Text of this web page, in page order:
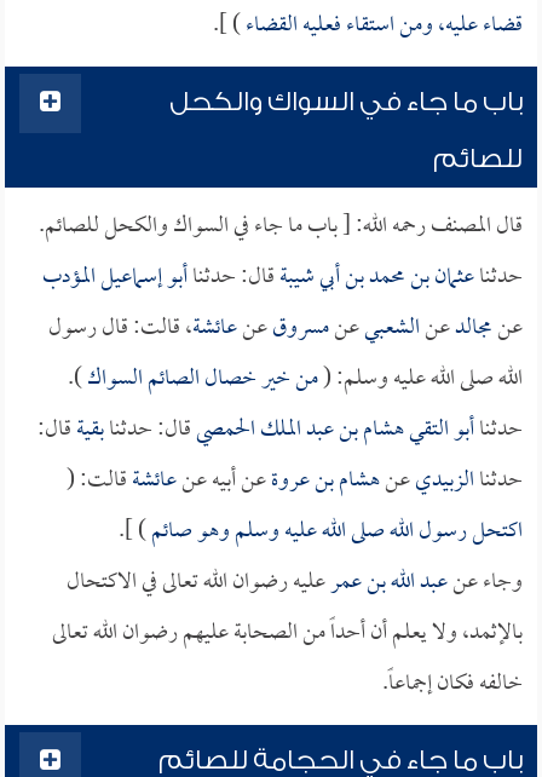
قضاء عليه، ومن استقاء فعليه القضاء) ].
باب ما جاء في السواك والكحل
للصائم
قال المصنف رحمه الله: [ باب ما جاء في السواك والكحل للصائم.
حدثناعثمان بن محمد بن أبي شيبةقال: حدثناأبو إسماعيل المؤدب
عنمجالدعنالشعبيعنمسروقعنعائشة، قالت: قال رسول
الله صلى الله عليه وسلم: (من خير خصال الصائم السواك).
حدثناأبو التقي هشام بن عبد الملك الحمصيقال: حدثنابقيةقال:
حدثناالزبيديعنهشام بن عروةعن أبيه عنعائشةقالت: (
اكتحل رسول الله صلى الله عليه وسلم وهو صائم) ].
وجاء عنعبد الله بن عمرعليه رضوان الله تعالى في الاكتحال
بالإثمد، ولا يعلم أن أحداً من الصحابة عليهم رضوان الله تعالى
خالفه فكان إجماعاً.
باب ما جاء في الحجامة للصائم